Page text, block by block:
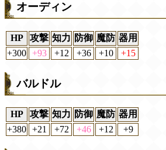
オーディン
HP 攻撃 知力 防御 魔防 器用
+300 +93 +12 +36 +10 +15
バルドル
HP 攻撃 知力 防御 魔防 器用
+380 +21 +72 +46 +12 +9